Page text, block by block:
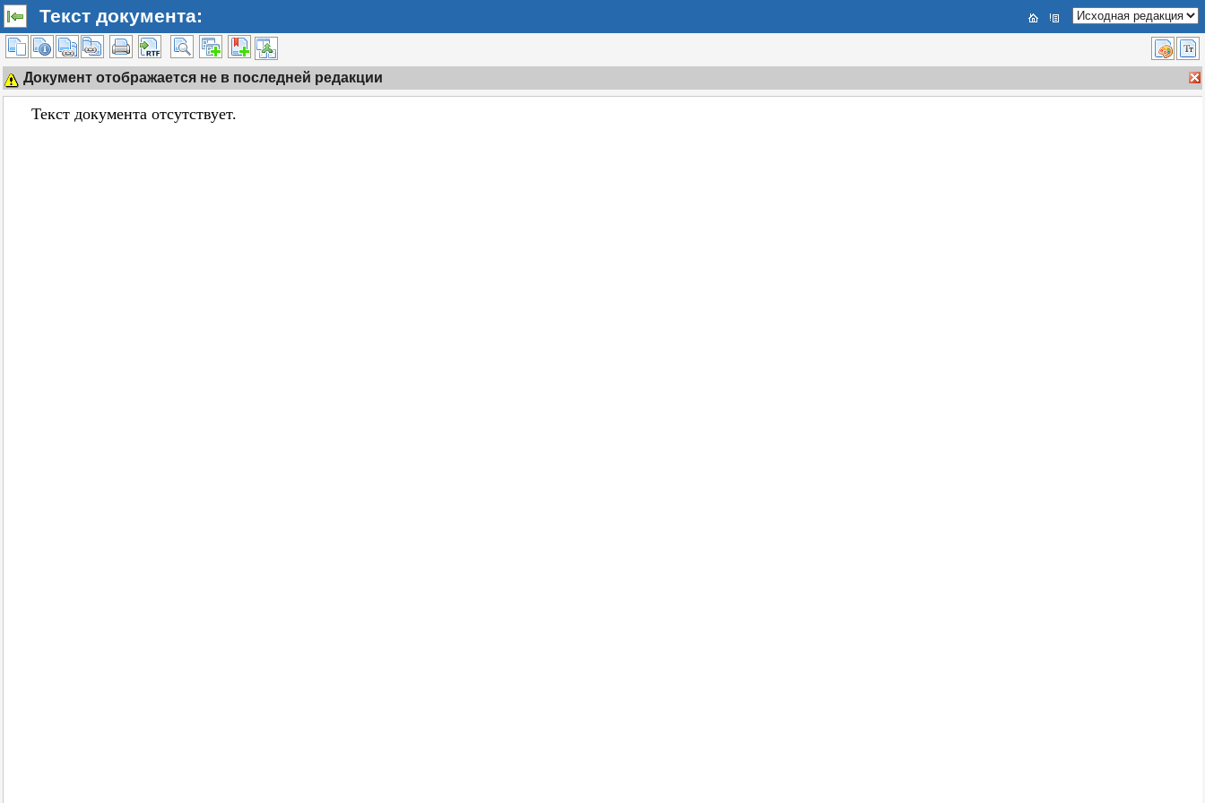
Текст документа:
Документ отображается не в последней редакции